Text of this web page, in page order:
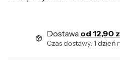
Dostawa od 12,90
Czas dostawy: 1 dzień